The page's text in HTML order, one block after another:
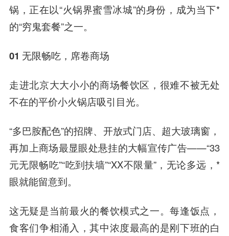
锅，正在以“火锅界蜜雪冰城”的身份，成为当下*
的“穷鬼套餐”之一。
01 无限畅吃，席卷商场
走进北京大大小小的商场餐饮区，很难不被无处
不在的平价小火锅店吸引目光。
“多巴胺配色”的招牌、开放式门店、超大玻璃窗，
再加上商场最显眼处悬挂的大幅宣传广告——“33
元无限畅吃”“吃到扶墙”“XX不限量”，无论多远，*
眼就能留意到。
这无疑是当前最火的餐饮模式之一。每逢饭点，
食客们争相涌入，其中浓度最高的是刚下班的白